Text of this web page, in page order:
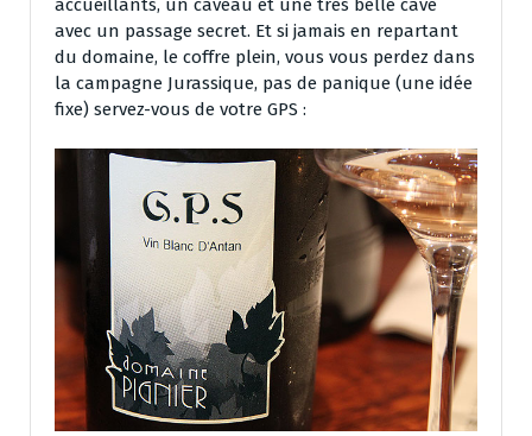
accueillants, un caveau et une très belle cave
avec un passage secret. Et si jamais en repartant
du domaine, le coffre plein, vous vous perdez dans
la campagne Jurassique, pas de panique (une idée
fixe) servez-vous de votre GPS :